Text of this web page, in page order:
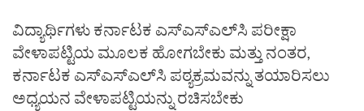
ವಿದ್ಯಾರ್ಥಿಗಳು ಕರ್ನಾಟಕ ಎಸ್‌ಎಸ್‌ಎಲ್‌ಸಿ ಪರೀಕ್ಷಾ
ವೇಳಾಪಟ್ಟಿಯ ಮೂಲಕ ಹೋಗಬೇಕು ಮತ್ತು ನಂತರ,
ಕರ್ನಾಟಕ ಎಸ್‌ಎಸ್‌ಎಲ್‌ಸಿ ಪಠ್ಯಕ್ರಮವನ್ನು ತಯಾರಿಸಲು
ಅಧ್ಯಯನ ವೇಳಾಪಟ್ಟಿಯನ್ನು ರಚಿಸಬೇಕು